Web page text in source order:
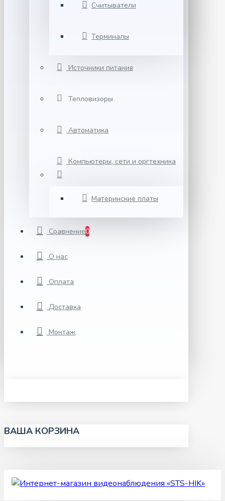
Считыватели
Терминалы
Источники питания
Тепловизоры
Автоматика
Компьютеры, сети и оргтехника
Материнские платы
Сравнение0
О нас
Оплата
Доставка
Монтаж
ВАША КОРЗИНА